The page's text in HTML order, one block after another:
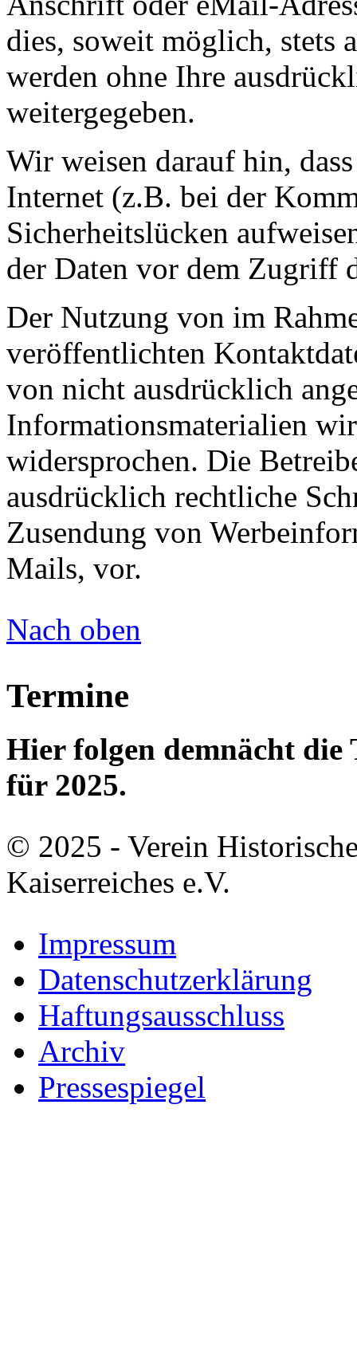
dies, soweit möglich, stets
werden ohne Ihre
weitergegeben.
Wir weisen darauf hin,
Internet (z.B. bei der
Sicherheitslücken
der Daten vor dem Zugriff
Der Nutzung von im
veröffentlichten
von nicht ausdrücklich
Informationsmaterialien
widersprochen. Die
ausdrücklich rechtliche
Zusendung von
Mails, vor.
Nach oben
Termine
Hier folgen demnächt
für 2025.
© 2025 - Verein
Kaiserreiches e.V.
Impressum
Datenschutzerklärung
Haftungsausschluss
Archiv
Pressespiegel